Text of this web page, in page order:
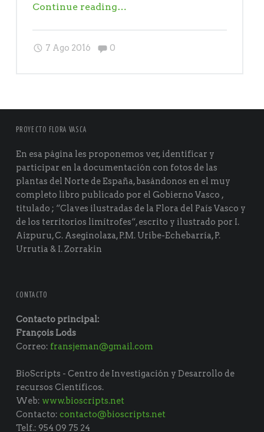
Continue reading"Ultimas
ORCHIDACEAE"
…
7 Ago 2016 Comments:
0
PROYECTO FLORA VASCA
En esa página les proponemos ver, identificar y
participar en la documentación con fotos de las
plantas del Norte de España, basándonos en el muy
completo libro publicado por el Gobierno Vasco ,
titulado ; “Claves ilustradas de la Flora del País Vasco y
de los territorios limítrofes“, escrito y ilustrado por I.
Aizpuru, C. Aseginolaza, P.M. Uribe-Echebarría, P.
Urrutia & I. Zorrakin
CONTACTO
Contacto principal:
François Lods
Correo: fransjeman@gmail.com
BioScripts - Centro de Investigación y Desarrollo de
recursos Científicos.
Web: www.bioscripts.net
Contacto:contacto@bioscripts.net
Telf.: 954 09 75 24